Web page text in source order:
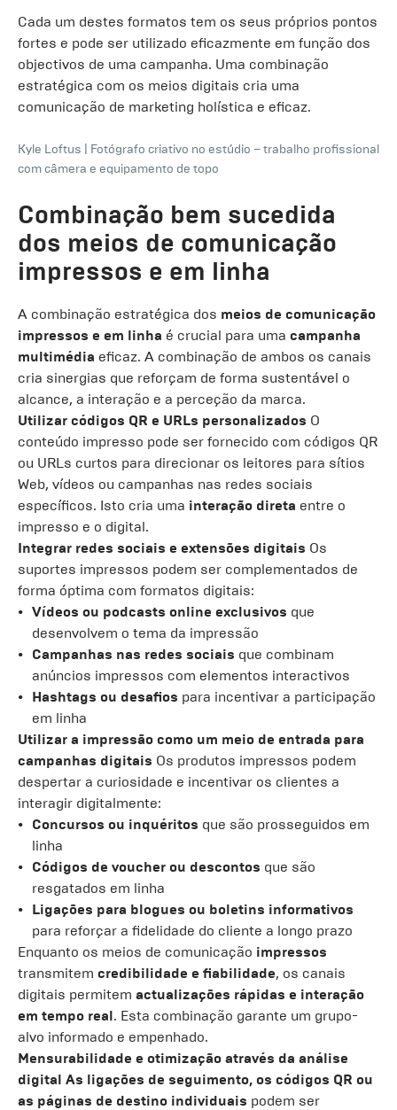
Cada um destes formatos tem os seus próprios pontos
fortes e pode ser utilizado eficazmente em função dos
objectivos de uma campanha. Uma combinação
estratégica com os meios digitais cria uma
comunicação de marketing holística e eficaz.
Kyle Loftus
Fotógrafo criativo no estúdio – trabalho profissional
com câmera e equipamento de topo
Combinação bem sucedida
dos meios de comunicação
impressos e em linha
A combinação estratégica dos meios de comunicação
impressos e em linha é crucial para uma campanha
multimédia eficaz. A combinação de ambos os canais
cria sinergias que reforçam de forma sustentável o
alcance, a interação e a perceção da marca.
Utilizar códigos QR e URLs personalizados O
conteúdo impresso pode ser fornecido com códigos QR
ou URLs curtos para direcionar os leitores para sítios
Web, vídeos ou campanhas nas redes sociais
específicos. Isto cria uma interação direta entre o
impresso e o digital.
Integrar redes sociais e extensões digitais Os
suportes impressos podem ser complementados de
forma óptima com formatos digitais:
Vídeos ou podcasts online exclusivos que
desenvolvem o tema da impressão
Campanhas nas redes sociais que combinam
anúncios impressos com elementos interactivos
Hashtags ou desafios para incentivar a participação
em linha
Utilizar a impressão como um meio de entrada para
campanhas digitais Os produtos impressos podem
despertar a curiosidade e incentivar os clientes a
interagir digitalmente:
Concursos ou inquéritos que são prosseguidos em
linha
Códigos de voucher ou descontos que são
resgatados em linha
Ligações para blogues ou boletins informativos
para reforçar a fidelidade do cliente a longo prazo
Enquanto os meios de comunicação impressos
transmitem credibilidade e fiabilidade, os canais
digitais permitem actualizações rápidas e interação
em tempo real. Esta combinação garante um grupo-
alvo informado e empenhado.
Mensurabilidade e otimização através da análise
digital As ligações de seguimento, os códigos QR ou
as páginas de destino individuais podem ser